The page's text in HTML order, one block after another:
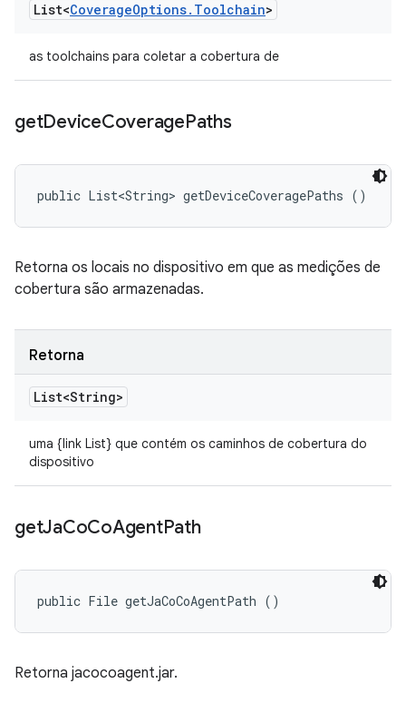
List<CoverageOptions. Toolchain>
as toolchains para coletar a cobertura de
getDeviceCoveragePaths
public List<String> getDeviceCoveragePaths ()
Retorna os locais no dispositivo em que as medições de
cobertura são armazenadas.
Retorna
List<String>
uma {link List} que contém os caminhos de cobertura do
dispositivo
getJaCoCoAgentPath
public File getJaCoCoAgentPath ()
Retorna jacocoagent.jar.